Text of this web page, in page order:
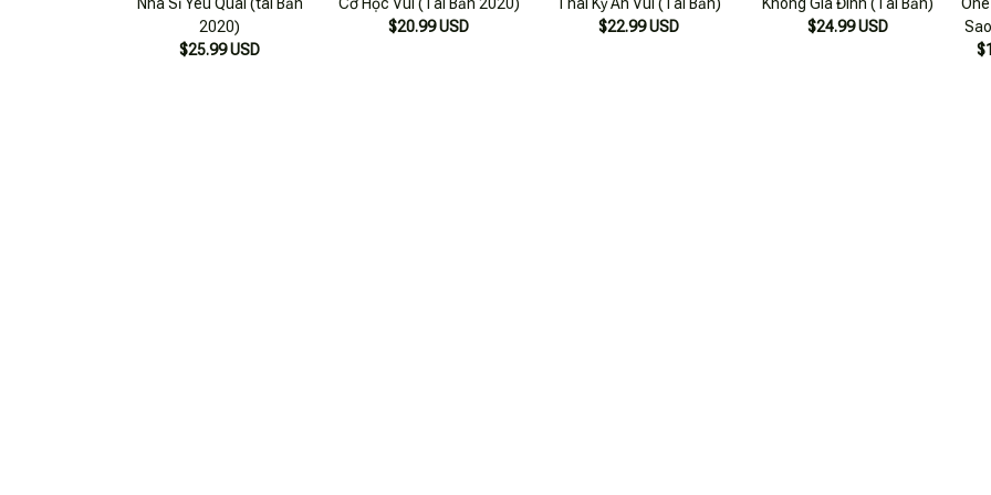
Nha Sĩ Yêu Quái (tái Bản
2020)
$25.99 USD
Cơ Học Vui (Tái Bản 2020)
$20.99 USD
Thai Kỳ An Vui (Tái Bản)
$22.99 USD
Không Gia Đình (Tái Bản)
$24.99 USD